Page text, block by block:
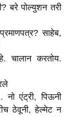
बरे पोल्युशन तरी
साहेब,
चालान करतोय.
नो एंट्री, पिऊनी
ठेवूनी, हेल्मेट न